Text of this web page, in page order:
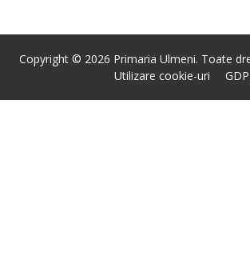
Copyright © 2026 Primaria Ulmeni. Toate
Utilizare cookie-uri